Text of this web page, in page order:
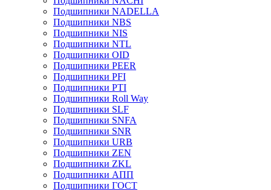
Подшипники NADELLA
Подшипники NBS
Подшипники NIS
Подшипники NTL
Подшипники OID
Подшипники PEER
Подшипники PFI
Подшипники PTI
Подшипники Roll Way
Подшипники SLF
Подшипники SNFA
Подшипники SNR
Подшипники URB
Подшипники ZEN
Подшипники ZKL
Подшипники АПП
Подшипники ГОСТ